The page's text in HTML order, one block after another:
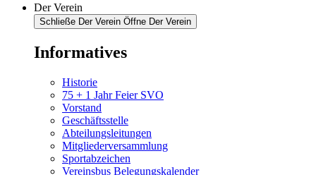
Der Verein
Schließe Der Verein Öffne Der Verein
Informatives
Historie
75 + 1 Jahr Feier SVO
Vorstand
Geschäftsstelle
Abteilungsleitungen
Mitgliederversammlung
Sportabzeichen
Vereinsbus Belegungskalender